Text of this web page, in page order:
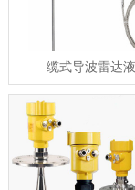
缆式导波雷达